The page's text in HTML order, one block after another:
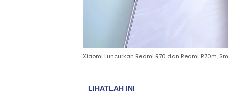
Xiaomi Luncurkan Redmi R70 dan Redmi R70m,